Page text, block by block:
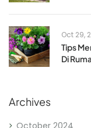
Oct 29,
Tips
Di
Archives
October 2024